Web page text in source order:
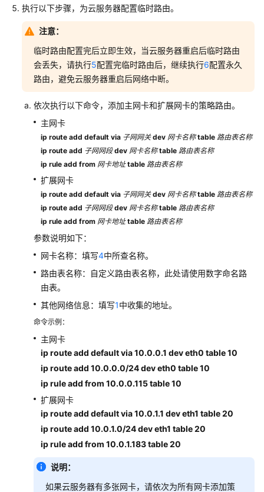
扩
卡
绑
定
EIP
并
现
公
网
通
信
为
多
网
ECS
配
略
路
由
方
述
收
集
云
服
务
执行以下步骤，为云服务器配置临时路由。
注意：
临时路由配置完后立即生效，当云服务器重启后临时路由
会丢失，请执行5配置完临时路由后，继续执行6配置永久
路由，避免云服务器重启后网络中断。
依次执行以下命令，添加主网卡和扩展网卡的策略路由。
主网卡
ip route add default via 子网网关dev 网卡名称table 路由表名称
ip route add 子网网段dev 网卡名称table 路由表名称
ip rule add from 网卡地址table 路由表名称
扩展网卡
ip route add default via 子网网关dev 网卡名称table 路由表名称
ip route add 子网网段dev 网卡名称table 路由表名称
ip rule add from 网卡地址table 路由表名称
参数说明如下：
网卡名称：填写4中所查名称。
路由表名称：自定义路由表名称，此处请使用数字命名路
由表。
其他网络信息：填写1中收集的地址。
命令示例：
主网卡
ip route add default via 10.0.0.1 dev eth0 table 10
ip route add 10.0.0.0/24 dev eth0 table 10
ip rule add from 10.0.0.115 table 10
扩展网卡
ip route add default via 10.0.1.1 dev eth1 table 20
ip route add 10.0.1.0/24 dev eth1 table 20
ip rule add from 10.0.1.183 table 20
说明：
如果云服务器有多张网卡，请依次为所有网卡添加策